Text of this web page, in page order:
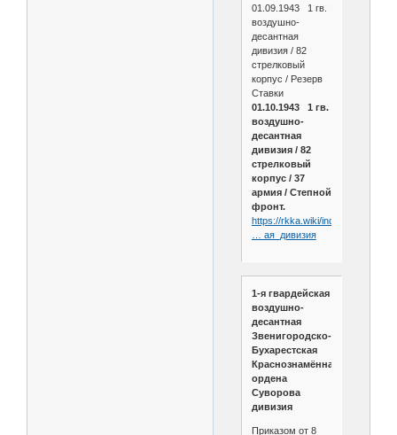
01.09.1943 1 гв.
воздушно-
десантная
дивизия / 82
стрелковый
корпус / Резерв
Ставки
01.10.1943 1 гв.
воздушно-
десантная
дивизия / 82
стрелковый
корпус / 37
армия / Степной
фронт.
https://rkka.wiki/index.php/
… ая_дивизия
1-я гвардейская
воздушно-
десантная
Звенигородско-
Бухарестская
Краснознамённая
ордена
Суворова
дивизия
Приказом от 8